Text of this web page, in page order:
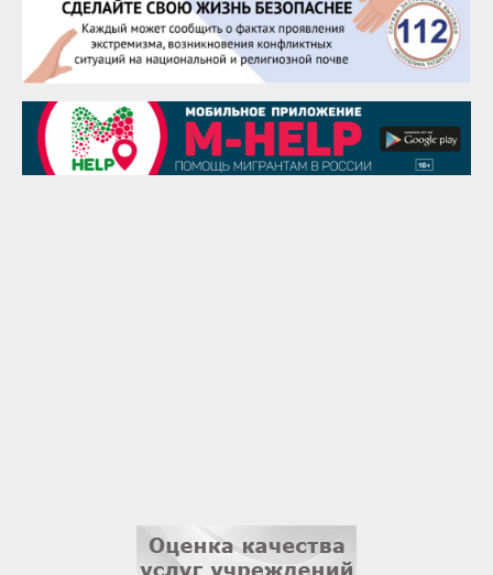
Сэсэгма Бубеева
28 августа
Чингиз Мустафаев
29 августа
Надежда Рослова